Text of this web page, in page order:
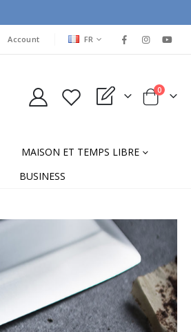
Account LANGUAGE
FR
My Quote Cart
0items
MAISON ET TEMPS LIBRE
BUSINESS